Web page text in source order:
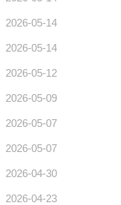
2026-05-14
2026-05-14
2026-05-12
2026-05-09
2026-05-07
2026-05-07
2026-04-30
2026-04-23